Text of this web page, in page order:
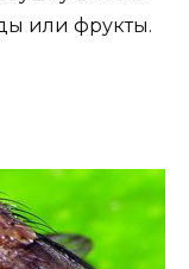
или фрукты.